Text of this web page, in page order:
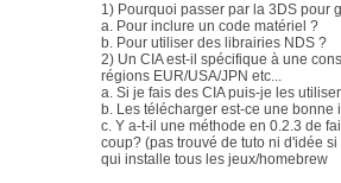
1) Pourquoi passer par la 3DS pour
a. Pour inclure un code matériel ?
b. Pour utiliser des librairies NDS ?
2) Un CIA est-il spécifique à une
régions EUR/USA/JPN etc...
a. Si je fais des CIA puis-je les
b. Les télécharger est-ce une bonne
c. Y a-t-il une méthode en 0.2.3 de
coup? (pas trouvé de tuto ni d'idée
qui installe tous les jeux/homebrew